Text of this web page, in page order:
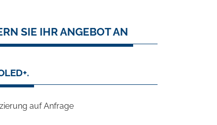
SIE IHR ANGEBOT AN
auf Anfrage